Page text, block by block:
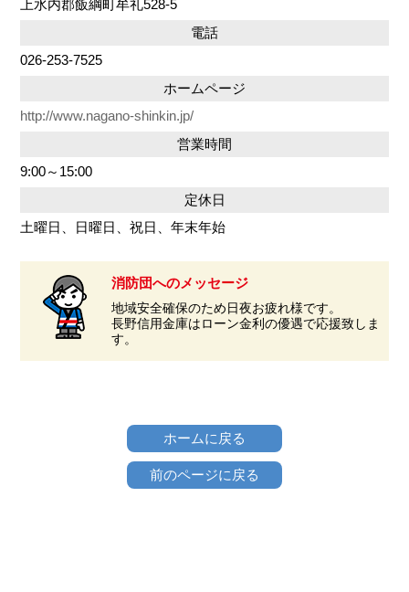
上水内郡飯綱町牟礼528-5
電話
026-253-7525
ホームページ
http://www.nagano-shinkin.jp/
営業時間
9:00～15:00
定休日
土曜日、日曜日、祝日、年末年始
消防団へのメッセージ
地域安全確保のため日夜お疲れ様です。
長野信用金庫はローン金利の優遇で応援致しま
す。
ホームに戻る
前のページに戻る